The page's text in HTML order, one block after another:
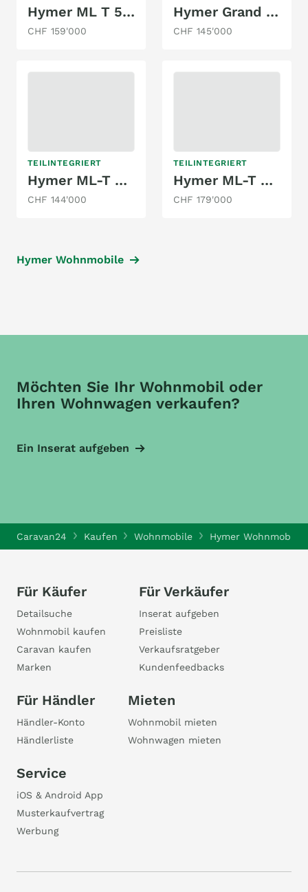
Hymer ML T 580 4x4 Legacy Edition 2026
CHF 159'000
Hymer Grand Canyon S 700 4x4
CHF 145'000
TEILINTEGRIERT
Hymer ML-T 580 4x4 CrossTrail
CHF 144'000
TEILINTEGRIERT
Hymer ML-T 580 4x4 2026
CHF 179'000
Hymer Wohnmobile
Möchten Sie Ihr Wohnmobil oder
Ihren Wohnwagen verkaufen?
Ein Inserat aufgeben
Caravan24 Kaufen Wohnmobile Hymer Wohnmobile
Für Käufer
Detailsuche
Wohnmobil kaufen
Caravan kaufen
Marken
Für Verkäufer
Inserat aufgeben
Preisliste
Verkaufsratgeber
Kundenfeedbacks
Für Händler
Händler-Konto
Händlerliste
Mieten
Wohnmobil mieten
Wohnwagen mieten
Service
iOS & Android App
Musterkaufvertrag
Werbung